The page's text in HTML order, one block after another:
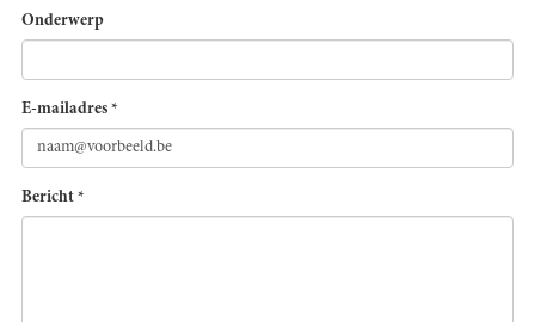
Onderwerp
E-mailadres *
Bericht *